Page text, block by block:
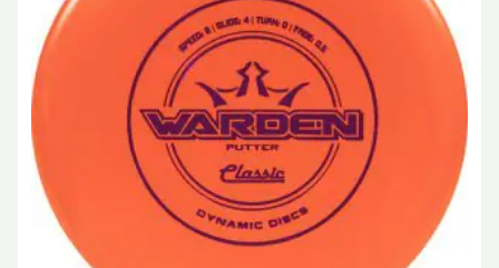
meerdere
variaties.
Deze
optie
kan
gekozen
worden